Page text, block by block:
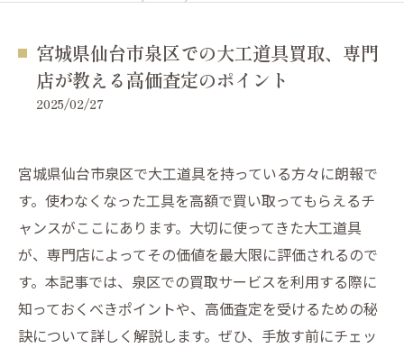
宮城県仙台市泉区での大工道具買取、専門
店が教える高価査定のポイント
2025/02/27
宮城県仙台市泉区で大工道具を持っている方々に朗報で
す。使わなくなった工具を高額で買い取ってもらえるチ
ャンスがここにあります。大切に使ってきた大工道具
が、専門店によってその価値を最大限に評価されるので
す。本記事では、泉区での買取サービスを利用する際に
知っておくべきポイントや、高価査定を受けるための秘
訣について詳しく解説します。ぜひ、手放す前にチェッ